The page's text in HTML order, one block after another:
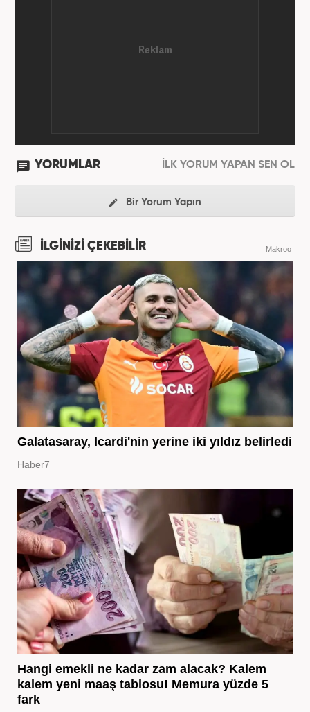
YORUMLAR İLK YORUM YAPAN SEN OL
Bir Yorum Yapın
İLGİNİZİ ÇEKEBİLİR Makroo
Galatasaray, Icardi'nin yerine iki yıldız belirledi
Haber7
Hangi emekli ne kadar zam alacak? Kalem
kalem yeni maaş tablosu! Memura yüzde 5
fark